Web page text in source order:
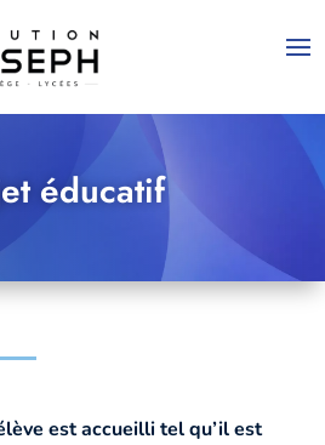
éducatif
est accueilli tel qu’il est